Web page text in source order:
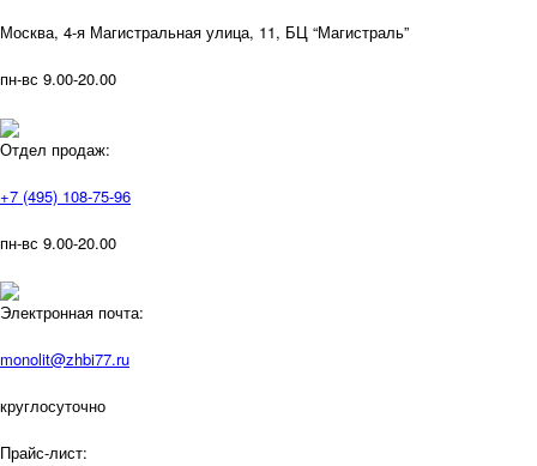
Москва, 4-я Магистральная улица, 11, ​БЦ “Магистраль”
пн-вс 9.00-20.00
Отдел продаж:
+7 (495) 108-75-96
пн-вс 9.00-20.00
Электронная почта:
monolit@zhbi77.ru
круглосуточно
Прайс-лист: